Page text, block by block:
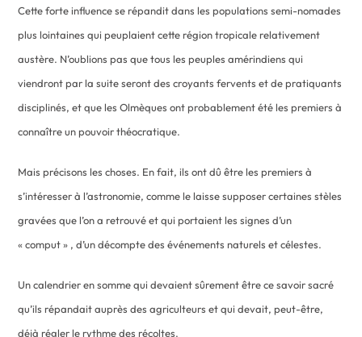
Cette forte influence se répandit dans les populations semi-nomades
plus lointaines qui peuplaient cette région tropicale relativement
austère. N’oublions pas que tous les peuples amérindiens qui
viendront par la suite seront des croyants fervents et de pratiquants
disciplinés, et que les Olmèques ont probablement été les premiers à
connaître un pouvoir théocratique.
Mais précisons les choses. En fait, ils ont dû être les premiers à
s’intéresser à l’astronomie, comme le laisse supposer certaines stèles
gravées que l’on a retrouvé et qui portaient les signes d’un
« comput » , d’un décompte des événements naturels et célestes.
Un calendrier en somme qui devaient sûrement être ce savoir sacré
qu’ils répandait auprès des agriculteurs et qui devait, peut-être,
déjà régler le rythme des récoltes.